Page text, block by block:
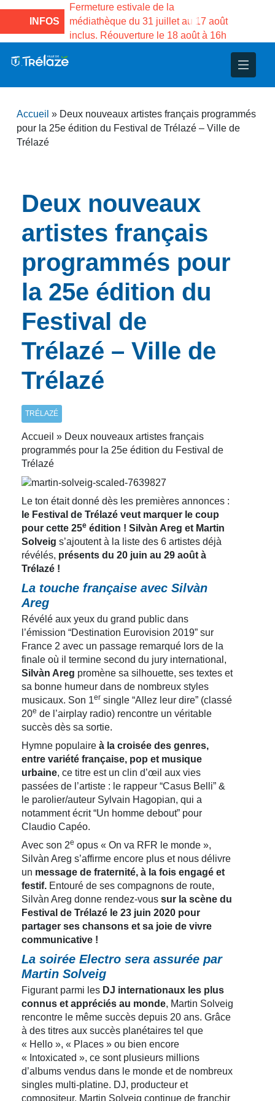
INFOS
des Fermeture estivale de la
médiathèque du 31 juillet au 17 août
inclus. Réouverture le 18 août à 16h
Services publics
3 au 21 août
et d’animations
Projets
– Jumelage
Accueil » Deux nouveaux artistes français programmés
pour la 25e édition du Festival de Trélazé – Ville de
Trélazé
Deux nouveaux
artistes français
programmés pour
la 25e édition du
Festival de
Trélazé – Ville de
Trélazé
TRÉLAZÉ
Accueil » Deux nouveaux artistes français
programmés pour la 25e édition du Festival de
Trélazé
Le ton était donné dès les premières annonces :
le Festival de Trélazé veut marquer le coup
pour cette 25e édition ! Silvàn Areg et Martin
Solveig s’ajoutent à la liste des 6 artistes déjà
révélés, présents du 20 juin au 29 août à
Trélazé !
La touche française avec Silvàn
Areg
Révélé aux yeux du grand public dans
l’émission “Destination Eurovision 2019” sur
France 2 avec un passage remarqué lors de la
finale où il termine second du jury international,
Silvàn Areg promène sa silhouette, ses textes et
sa bonne humeur dans de nombreux styles
musicaux. Son 1er single “Allez leur dire” (classé
20e de l’airplay radio) rencontre un véritable
succès dès sa sortie.
Hymne populaire à la croisée des genres,
entre variété française, pop et musique
urbaine, ce titre est un clin d’œil aux vies
passées de l’artiste : le rappeur “Casus Belli” &
le parolier/auteur Sylvain Hagopian, qui a
notamment écrit “Un homme debout” pour
Claudio Capéo.
Avec son 2e opus « On va RFR le monde »,
Silvàn Areg s’affirme encore plus et nous délivre
un message de fraternité, à la fois engagé et
festif. Entouré de ses compagnons de route,
Silvàn Areg donne rendez-vous sur la scène du
Festival de Trélazé le 23 juin 2020 pour
partager ses chansons et sa joie de vivre
communicative !
La soirée Electro sera assurée par
Martin Solveig
Figurant parmi les DJ internationaux les plus
connus et appréciés au monde, Martin Solveig
rencontre le même succès depuis 20 ans. Grâce
à des titres aux succès planétaires tel que
« Hello », « Places » ou bien encore
« Intoxicated », ce sont plusieurs millions
d’albums vendus dans le monde et de nombreux
singles multi-platine. DJ, producteur et
compositeur, Martin Solveig continue de franchir